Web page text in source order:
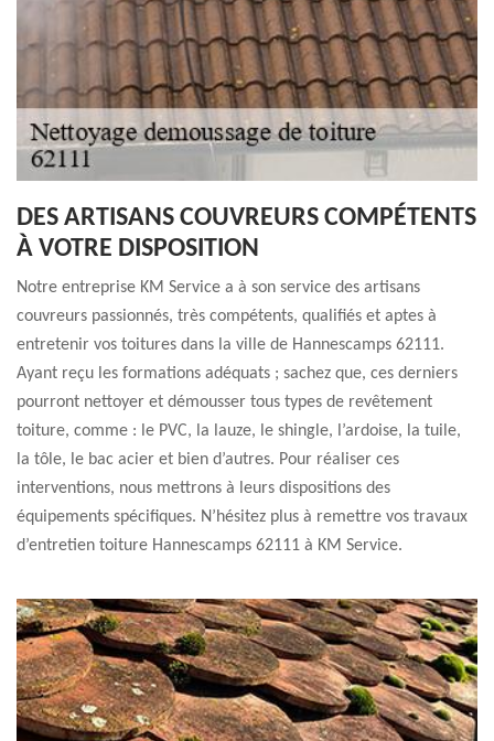
DES ARTISANS COUVREURS COMPÉTENTS
À VOTRE DISPOSITION
Notre entreprise KM Service a à son service des artisans
couvreurs passionnés, très compétents, qualifiés et aptes à
entretenir vos toitures dans la ville de Hannescamps 62111.
Ayant reçu les formations adéquats ; sachez que, ces derniers
pourront nettoyer et démousser tous types de revêtement
toiture, comme : le PVC, la lauze, le shingle, l’ardoise, la tuile,
la tôle, le bac acier et bien d’autres. Pour réaliser ces
interventions, nous mettrons à leurs dispositions des
équipements spécifiques. N’hésitez plus à remettre vos travaux
d’entretien toiture Hannescamps 62111 à KM Service.